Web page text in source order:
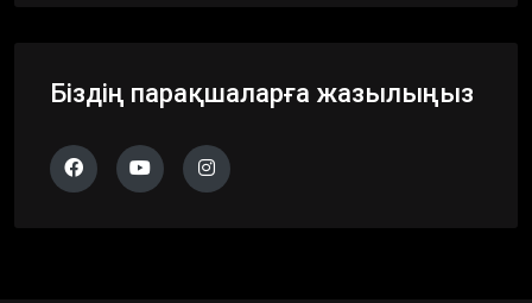
Біздің парақшаларға жазылыңыз